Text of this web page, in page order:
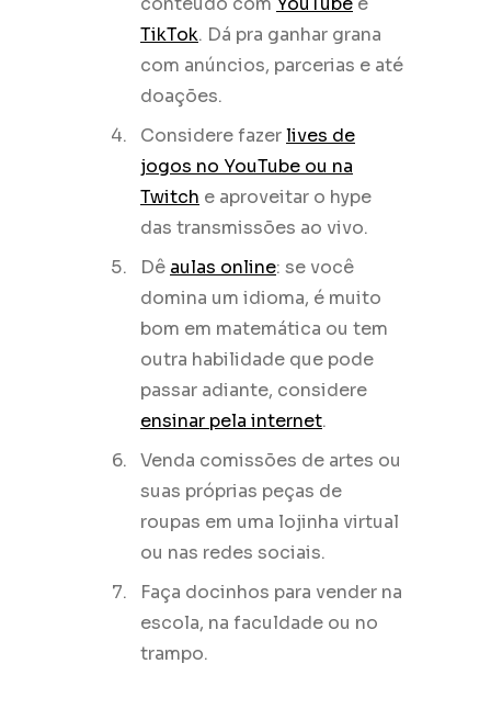
TikTok. Dá pra ganhar grana
com anúncios, parcerias e até
doações.
Considere fazerlives de
jogos no YouTube ou na
Twitch e aproveitar o hype
das transmissões ao vivo.
Dê aulas online: se você
domina um idioma, é muito
bom em matemática ou tem
outra habilidade que pode
passar adiante, considere
ensinar pela internet.
Venda comissões de artes ou
suas próprias peças de
roupas em uma lojinha virtual
ou nas redes sociais.
Faça docinhos para vender na
escola, na faculdade ou no
trampo.